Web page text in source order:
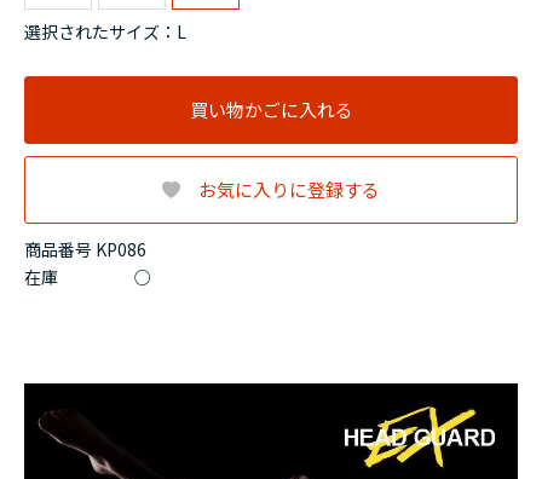
商品番号 KP086
在庫 ○
選択されたサイズ：L
買い物かごに入れる
お気に入りに登録する